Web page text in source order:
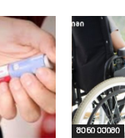
შენი ექიმი